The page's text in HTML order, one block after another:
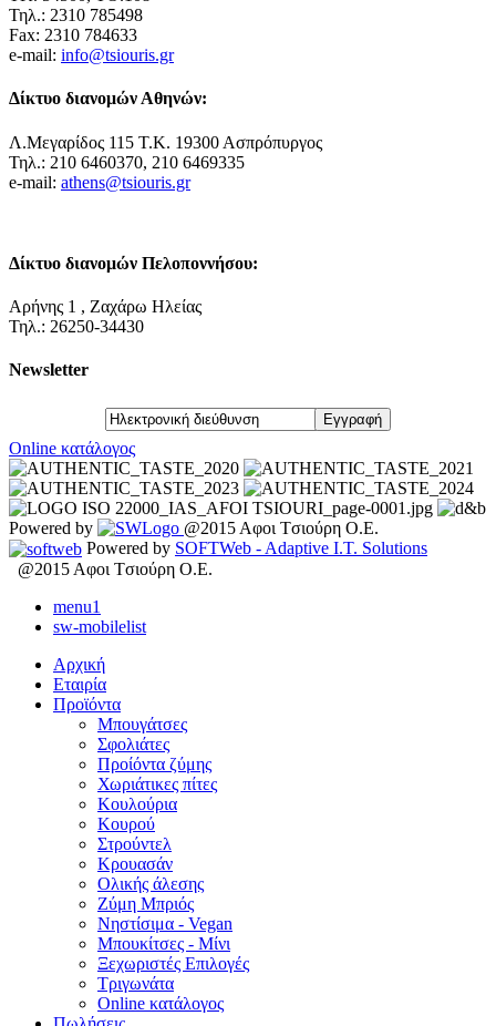
Τηλ.: 2310 785498
Fax: 2310 784633
e-mail: info@tsiouris.gr
Δίκτυο διανομών Αθηνών:
Λ.Μεγαρίδος 115 Τ.Κ. 19300 Ασπρόπυργος
Τηλ.: 210 6460370, 210 6469335
e-mail: athens@tsiouris.gr
Δίκτυο διανομών Πελοποννήσου:
Αρήνης 1 , Ζαχάρω Ηλείας
Τηλ.: 26250-34430
Newsletter
Online κατάλογος
Powered by
@2015 Aφοι Tσιούρη O.E.
Powered by SOFTWeb - Adaptive I.T. Solutions
@2015 Aφοι Tσιούρη O.E.
menu1
sw-mobilelist
Αρχική
Εταιρία
Προϊόντα
Μπουγάτσες
Σφολιάτες
Προίόντα ζύμης
Χωριάτικες πίτες
Κουλούρια
Κουρού
Στρούντελ
Κρουασάν
Ολικής άλεσης
Ζύμη Μπριός
Νηστίσιμα - Vegan
Μπουκίτσες - Μίνι
Ξεχωριστές Επιλογές
Τριγωνάτα
Online κατάλογος